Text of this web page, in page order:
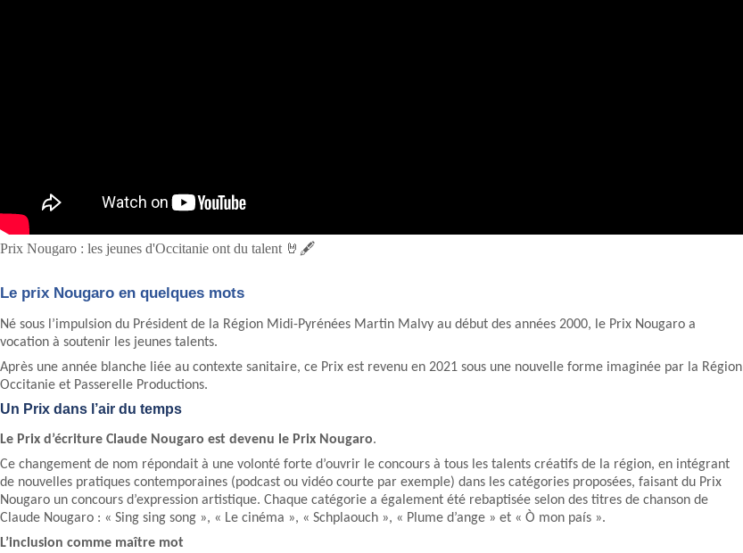
Prix Nougaro : les jeunes d'Occitanie ont du talent 🤘🖋️
Le prix Nougaro en quelques mots
Né sous l’impulsion du Président de la Région Midi-Pyrénées Martin Malvy au début des années 2000, le Prix Nougaro a
vocation à soutenir les jeunes talents.
Après une année blanche liée au contexte sanitaire, ce Prix est revenu en 2021 sous une nouvelle forme imaginée par la Région
Occitanie et Passerelle Productions.
Un Prix dans l’air du temps
Le Prix d’écriture Claude Nougaro est devenu le Prix Nougaro.
Ce changement de nom répondait à une volonté forte d’ouvrir le concours à tous les talents créatifs de la région, en intégrant
de nouvelles pratiques contemporaines (podcast ou vidéo courte par exemple) dans les catégories proposées, faisant du Prix
Nougaro un concours d’expression artistique. Chaque catégorie a également été rebaptisée selon des titres de chanson de
Claude Nougaro : « Sing sing song », « Le cinéma », « Schplaouch », « Plume d’ange » et « Ò mon país ».
L’inclusion comme maître mot